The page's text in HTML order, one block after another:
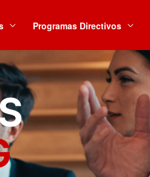
Programas Directivos